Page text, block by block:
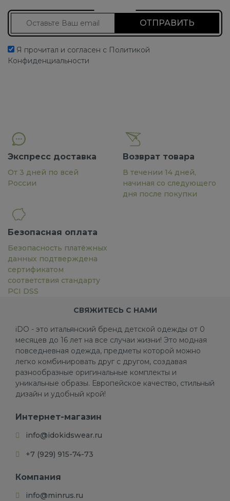
Я прочитал и согласен с Политикой
Конфиденциальности
Экспресс доставка
От 3 дней по всей
России
Возврат товара
В течении 14 дней,
начиная со следующего
дня после покупки
Безопасная оплата
Безопасность платёжных
данных подтверждена
сертификатом
соответствия стандарту
PCI DSS
СВЯЖИТЕСЬ С НАМИ
iDO - это итальянский бренд детской одежды от 0
месяцев до 16 лет на все случаи жизни! Это модная
повседневная одежда, предметы которой можно
легко комбинировать друг с другом, создавая
разнообразные оригинальные комплекты и
уникальные образы. Европейское качество, стильный
дизайн и удобный крой!
Интернет-магазин
info@idokidswear.ru
+7 (929) 915-74-73
Компания
info@minrus.ru